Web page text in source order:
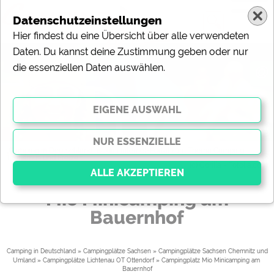
„Camping in Deutschland“ ist das Internet-Portal zum Thema Camping,
Tourismus und Freizeit.
(c) Gorilla - Fotolia.com
Mio Minicamping am
Bauernhof
Camping in Deutschland » Campingplätze Sachsen» Campingplätze Sachsen Chemnitz und
Umland » Campingplätze Lichtenau OT Ottendorf » Campingplatz Mio Minicamping am
Bauernhof
Datenschutzeinstellungen
Hier findest du eine Übersicht über alle verwendeten
Daten. Du kannst deine Zustimmung geben oder nur
die essenziellen Daten auswählen.
Website dringend erforderlich. Ohne diese Cookies
werden Teile der Websitenicht funktionieren.